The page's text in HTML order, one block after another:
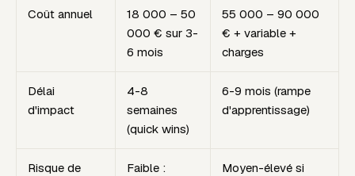
Coût annuel
18 000 – 50
000 € sur 3-
6 mois
55 000 – 90 000
€ + variable +
charges
Délai
d'impact
4-8
semaines
(quick wins)
6-9 mois (rampe
d'apprentissage)
Risque de
Faible :
Moyen-élevé si